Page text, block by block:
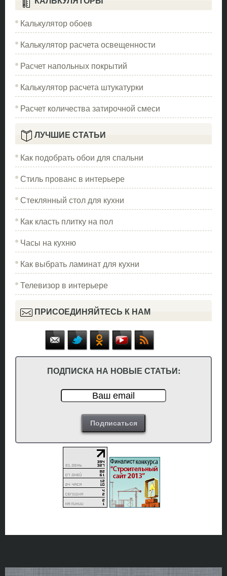
Калькулятор обоев
Калькулятор расчета освещенности
Расчет напольных покрытий
Калькулятор расчета штукатурки
Расчет количества затирочной смеси
ЛУЧШИЕ СТАТЬИ
Как подобрать обои для спальни
Стиль прованс в интерьере
Стеклянный стол для кухни
Как класть плитку на пол
Часы на кухню
Как выбрать ламинат для кухни
Телевизор в интерьере
ПРИСОЕДИНЯЙТЕСЬ К НАМ
ПОДПИСКА НА НОВЫЕ СТАТЬИ: